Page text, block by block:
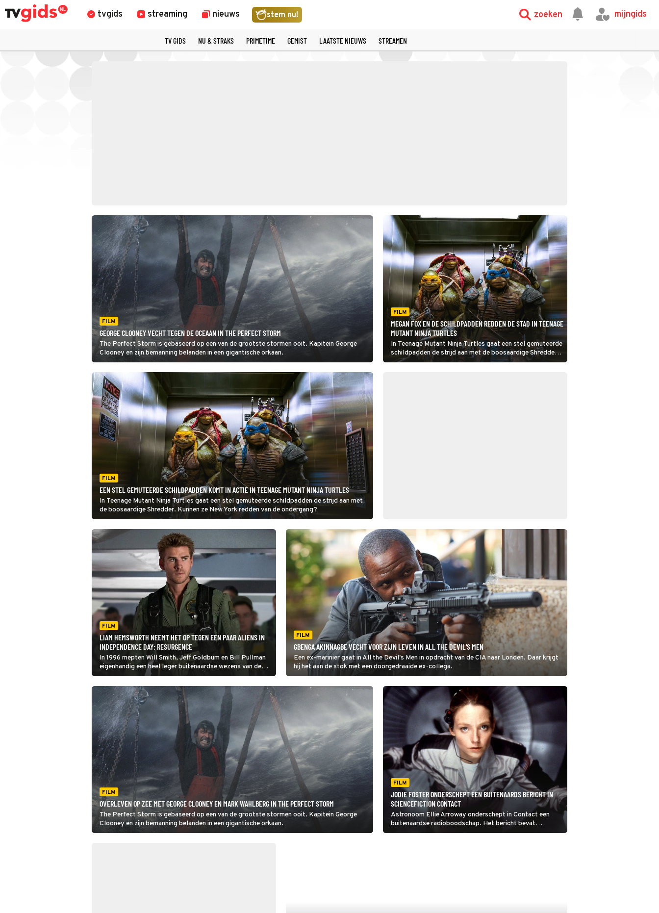
tvgids streaming nieuws stem nu! zoeken mijngids
TV GIDS NU & STRAKS PRIMETIME GEMIST LAATSTE NIEUWS STREAMEN
FILM
GEORGE CLOONEY VECHT TEGEN DE OCEAAN IN THE PERFECT STORM
The Perfect Storm is gebaseerd op een van de grootste stormen ooit. Kapitein George
Clooney en zijn bemanning belanden in een gigantische orkaan.
FILM
MEGAN FOX EN DE SCHILDPADDEN REDDEN DE STAD IN TEENAGE
MUTANT NINJA TURTLES
In Teenage Mutant Ninja Turtles gaat een stel gemuteerde
schildpadden de strijd aan met de boosaardige Shredder.
Kunnen ze New York redden van de ondergang?
FILM
EEN STEL GEMUTEERDE SCHILDPADDEN KOMT IN ACTIE IN TEENAGE MUTANT NINJA TURTLES
In Teenage Mutant Ninja Turtles gaat een stel gemuteerde schildpadden de strijd aan met
de boosaardige Shredder. Kunnen ze New York redden van de ondergang?
FILM
LIAM HEMSWORTH NEEMT HET OP TEGEN EEN PAAR ALIENS IN
INDEPENDENCE DAY: RESURGENCE
In 1996 mepten Will Smith, Jeff Goldbum en Bill Pullman
eigenhandig een heel leger buitenaardse wezens van de
aarde af. In Independence Day: Resurgence zijn de aliens
terug.
FILM
GBENGA AKINNAGBE VECHT VOOR ZIJN LEVEN IN ALL THE DEVIL'S MEN
Een ex-marinier gaat in All the Devil's Men in opdracht van de CIA naar Londen. Daar krijgt
hij het aan de stok met een doorgedraaide ex-collega.
FILM
OVERLEVEN OP ZEE MET GEORGE CLOONEY EN MARK WAHLBERG IN THE PERFECT STORM
The Perfect Storm is gebaseerd op een van de grootste stormen ooit. Kapitein George
Clooney en zijn bemanning belanden in een gigantische orkaan.
FILM
JODIE FOSTER ONDERSCHEPT EEN BUITENAARDS BERICHT IN
SCIENCEFICTION CONTACT
Astronoom Ellie Arroway onderschept in Contact een
buitenaardse radioboodschap. Het bericht bevat
instructies voor het maken van een ruimteschip. Als het